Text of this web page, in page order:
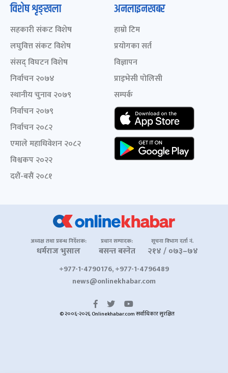
विशेष शृङ्खला
सहकारी संकट विशेष
लघुवित्त संकट विशेष
संसद् विघटन विशेष
निर्वाचन २०७४
स्थानीय चुनाव २०७९
निर्वाचन २०७९
निर्वाचन २०८२
एमाले महाधिवेशन २०८२
विश्वकप २०२२
दशैं-बसैं २०८१
अनलाइनखबर
हाम्रो टिम
प्रयोगका सर्त
विज्ञापन
प्राइभेसी पोलिसी
सम्पर्क
अध्यक्ष तथा प्रबन्ध निर्देशक:
धर्मराज भुसाल
प्रधान सम्पादक:
बसन्त बस्नेत
सूचना विभाग दर्ता नं.
२१४ / ०७३–७४
+977-1-4790176, +977-1-4796489
news@onlinekhabar.com
© २००६-२०२६ Onlinekhabar.com सर्वाधिकार सुरक्षित